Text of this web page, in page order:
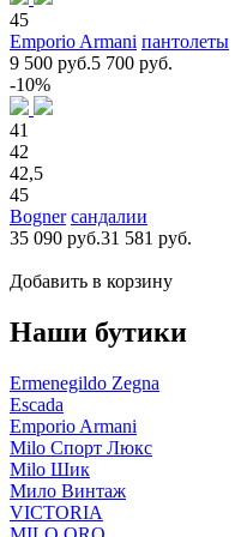
45
Emporio Armani пантолеты
9 500 руб.5 700 руб.
-10%
41
42
42,5
45
Bogner сандалии
35 090 руб.31 581 руб.
Добавить в корзину
Наши бутики
Ermenegildo Zegna
Escada
Emporio Armani
Milo Спорт Люкс
Milo Шик
Мило Винтаж
VICTORIA